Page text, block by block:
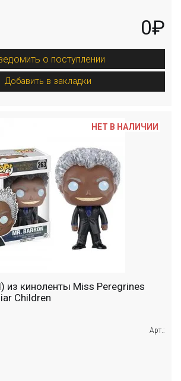
0₽
о поступлении
Добавить в закладки
из киноленты Miss Peregrines
Children
Арт.:
НЕТ В НАЛИЧИИ